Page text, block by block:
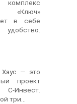
«Ключ»
в себе
— это
проект
три...